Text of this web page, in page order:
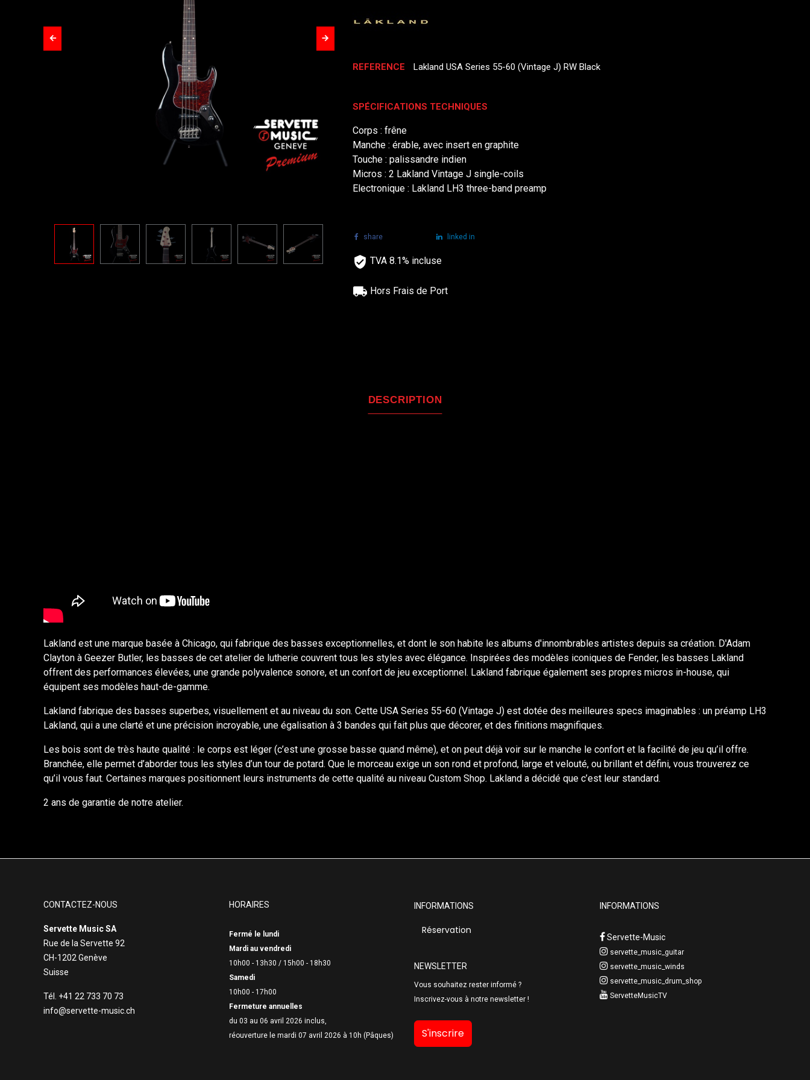
REFERENCE Lakland USA Series 55-60 (Vintage J) RW Black
SPÉCIFICATIONS TECHNIQUES
Corps : frêne
Manche : érable, avec insert en graphite
Touche : palissandre indien
Micros : 2 Lakland Vintage J single-coils
Electronique : Lakland LH3 three-band preamp
share linked in
TVA 8.1% incluse
Hors Frais de Port
DESCRIPTION
Lakland est une marque basée à Chicago, qui fabrique des basses exceptionnelles, et dont le son habite les albums d'innombrables artistes depuis sa création. D'Adam
Clayton à Geezer Butler, les basses de cet atelier de lutherie couvrent tous les styles avec élégance. Inspirées des modèles iconiques de Fender, les basses Lakland
offrent des performances élevées, une grande polyvalence sonore, et un confort de jeu exceptionnel. Lakland fabrique également ses propres micros in-house, qui
équipent ses modèles haut-de-gamme.
Lakland fabrique des basses superbes, visuellement et au niveau du son. Cette USA Series 55-60 (Vintage J) est dotée des meilleures specs imaginables : un préamp LH3
Lakland, qui a une clarté et une précision incroyable, une égalisation à 3 bandes qui fait plus que décorer, et des finitions magnifiques.
Les bois sont de très haute qualité : le corps est léger (c’est une grosse basse quand même), et on peut déjà voir sur le manche le confort et la facilité de jeu qu’il offre.
Branchée, elle permet d’aborder tous les styles d’un tour de potard. Que le morceau exige un son rond et profond, large et velouté, ou brillant et défini, vous trouverez ce
qu’il vous faut. Certaines marques positionnent leurs instruments de cette qualité au niveau Custom Shop. Lakland a décidé que c’est leur standard.
2 ans de garantie de notre atelier.
CONTACTEZ-NOUS
Servette Music SA
Rue de la Servette 92
CH-1202 Genève
Suisse
Tél. +41 22 733 70 73
info@servette-music.ch
HORAIRES
Fermé le lundi
Mardi au vendredi
10h00 - 13h30 /15h00 - 18h30
Samedi
10h00 - 17h00
Fermeture annuelles
du 03 au 06 avril 2026 inclus,
réouverture le mardi 07 avril 2026 à 10h (Pâques)
INFORMATIONS
Réservation
NEWSLETTER
Vous souhaitez rester informé ?
Inscrivez-vous à notre newsletter !
S'inscrire
INFORMATIONS
Servette-Music
servette_music_guitar
servette_music_winds
servette_music_drum_shop
ServetteMusicTV